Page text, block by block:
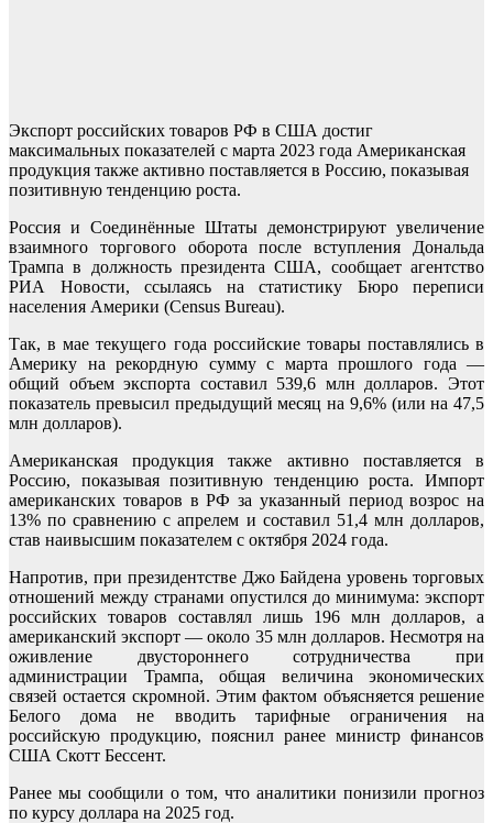
Экспорт российских товаров РФ в США достиг
максимальных показателей с марта 2023 года Американская
продукция также активно поставляется в Россию, показывая
позитивную тенденцию роста.
Россия и Соединённые Штаты демонстрируют увеличение
взаимного торгового оборота после вступления Дональда
Трампа в должность президента США, сообщает агентство
РИА Новости, ссылаясь на статистику Бюро переписи
населения Америки (Census Bureau).
Так, в мае текущего года российские товары поставлялись в
Америку на рекордную сумму с марта прошлого года —
общий объем экспорта составил 539,6 млн долларов. Этот
показатель превысил предыдущий месяц на 9,6% (или на 47,5
млн долларов).
Американская продукция также активно поставляется в
Россию, показывая позитивную тенденцию роста. Импорт
американских товаров в РФ за указанный период возрос на
13% по сравнению с апрелем и составил 51,4 млн долларов,
став наивысшим показателем с октября 2024 года.
Напротив, при президентстве Джо Байдена уровень торговых
отношений между странами опустился до минимума: экспорт
российских товаров составлял лишь 196 млн долларов, а
американский экспорт — около 35 млн долларов. Несмотря на
оживление двустороннего сотрудничества при
администрации Трампа, общая величина экономических
связей остается скромной. Этим фактом объясняется решение
Белого дома не вводить тарифные ограничения на
российскую продукцию, пояснил ранее министр финансов
США Скотт Бессент.
Ранее мы сообщили о том, что аналитики понизили прогноз
по курсу доллара на 2025 год.